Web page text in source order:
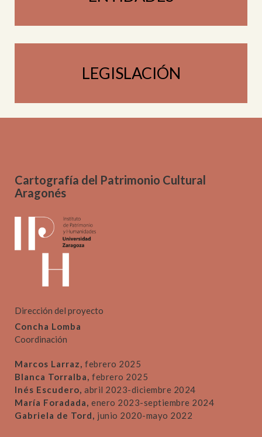
LEGISLACIÓN
Cartografía del Patrimonio Cultural
Aragonés
Dirección del proyecto
Concha Lomba
Coordinación
Marcos Larraz, febrero 2025
Blanca Torralba, febrero 2025
Inés Escudero, abril 2023-diciembre 2024
María Foradada, enero 2023-septiembre 2024
Gabriela de Tord, junio 2020-mayo 2022